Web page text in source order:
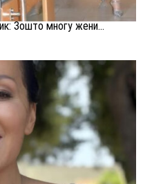
Зошто многу жени...